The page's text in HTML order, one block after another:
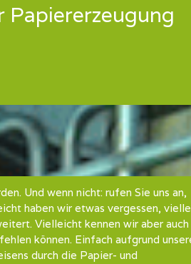
Und wenn nicht: rufen Sie uns an,
haben wir etwas vergessen,
Vielleicht kennen wir aber auch
können. Einfach aufgrund
durch die Papier- und